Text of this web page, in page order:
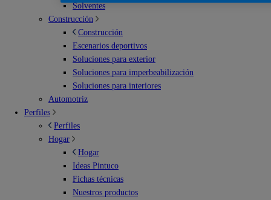
Solventes
Construcción
Construcción
Escenarios deportivos
Soluciones para exterior
Soluciones para imperbeabilización
Soluciones para interiores
Automotriz
Perfiles
Perfiles
Hogar
Hogar
Ideas Pintuco
Fichas técnicas
Nuestros productos